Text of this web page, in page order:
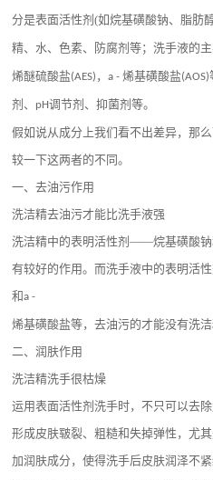
分是表面活性剂(如烷基磺酸钠、脂肪
精、水、色素、防腐剂等；洗手液的
烯醚硫酸盐(AES) ，a -烯基磺酸盐(AOS)
剂、 pH调节剂、抑菌剂等。
假如说从成分上我们看不出差异，那
较一下这两者的不同。
一、去油污作用
洗洁精去油污才能比洗手液强
洗洁精中的表明活性剂——烷基磺酸钠
有较好的作用。而洗手液中的表明活
和a -
烯基磺酸盐等，去油污的才能没有洗
二、润肤作用
洗洁精洗手很枯燥
运用表面活性剂洗手时，不只可以去
形成皮肤皲裂、粗糙和失掉弹性，尤
加润肤成分，使得洗手后皮肤润泽不